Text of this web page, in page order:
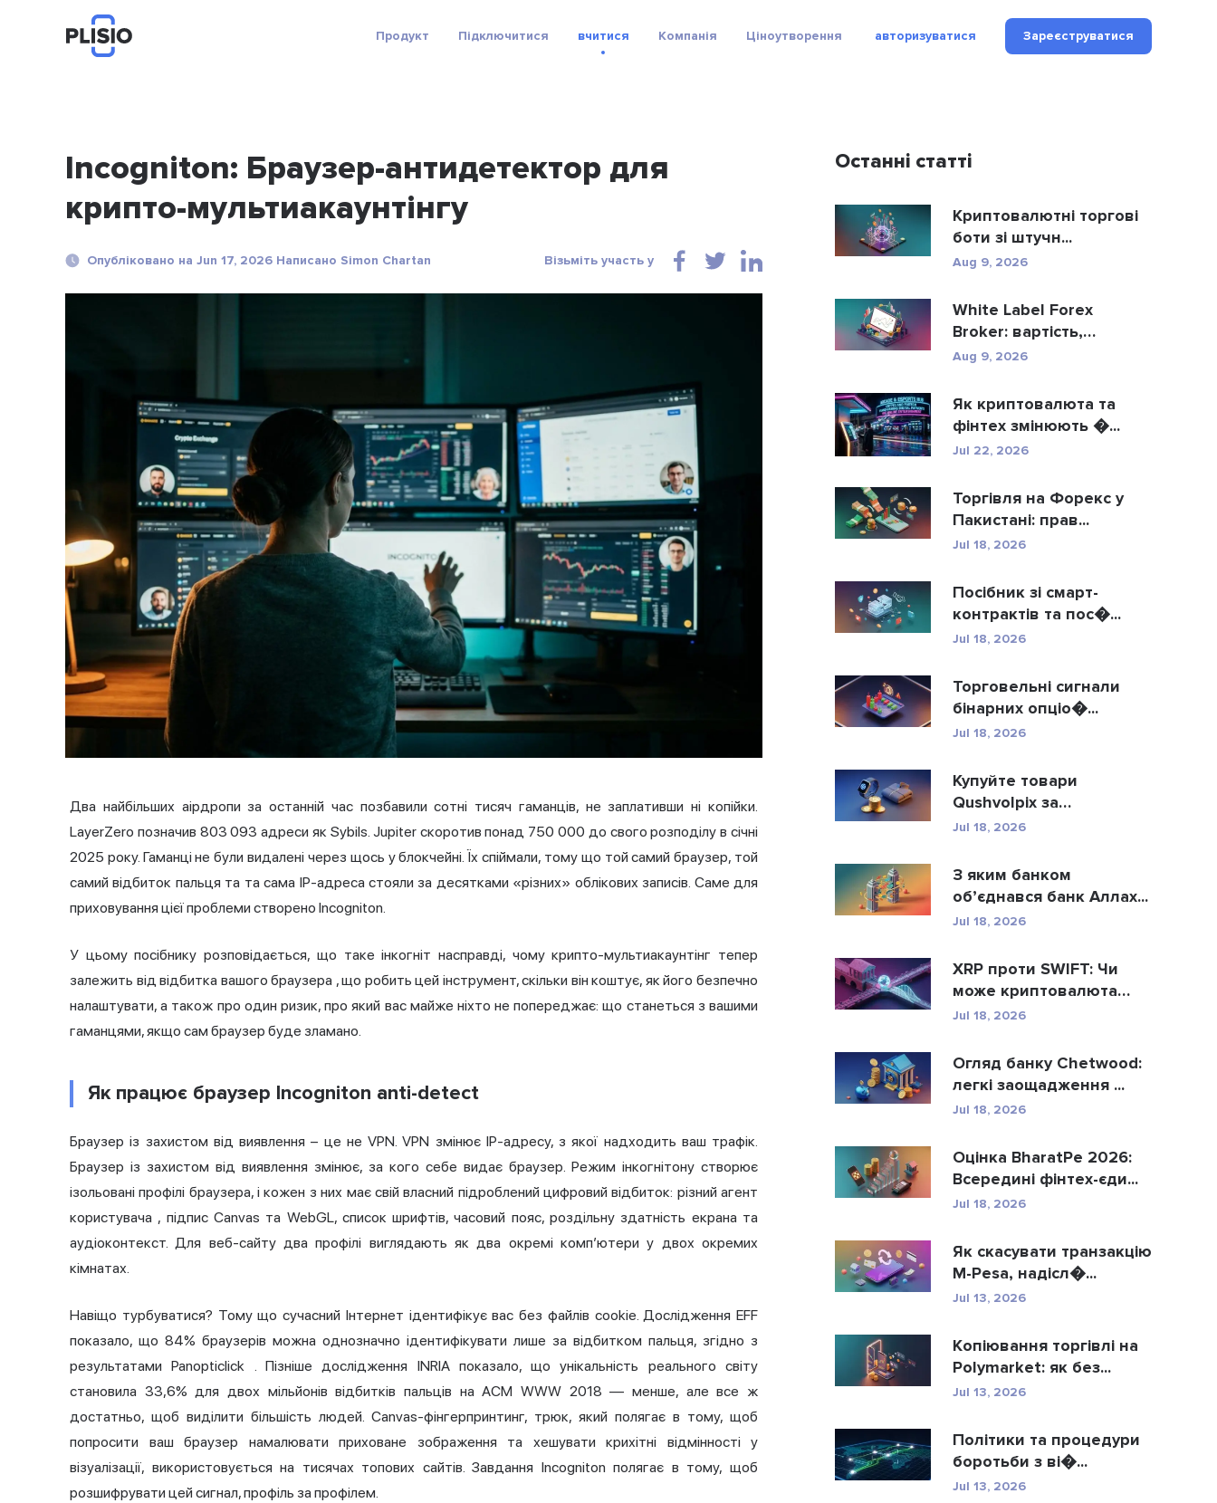
Продукт Підключитися вчитися Компанія Ціноутворення авторизуватися Зареєструватися
Incogniton: Браузер-антидетектор для
крипто-мультиакаунтінгу
Опубліковано на Jun 17, 2026 Написано Simon Chartan Візьміть участь у
Два найбільших аірдропи за останній час позбавили сотні тисяч гаманців, не заплативши ні копійки.
LayerZero позначив 803 093 адреси як Sybils. Jupiter скоротив понад 750 000 до свого розподілу в січні
2025 року. Гаманці не були видалені через щось у блокчейні. Їх спіймали, тому що той самий браузер, той
самий відбиток пальця та та сама IP-адреса стояли за десятками «різних» облікових записів. Саме для
приховування цієї проблеми створено Incogniton.
У цьому посібнику розповідається, що таке інкогніт насправді, чому крипто-мультиакаунтінг тепер
залежить відвідбитка вашого браузера , що робить цей інструмент, скільки він коштує, як його безпечно
налаштувати, а також про один ризик, про який вас майже ніхто не попереджає: що станеться з вашими
гаманцями, якщо сам браузер буде зламано.
Як працює браузер Incogniton anti-detect
Браузер із захистом від виявлення – це не VPN. VPN змінює IP-адресу, з якої надходить ваш трафік.
Браузер із захистом від виявлення змінює, за кого себе видає браузер. Режим інкогнітону створює
ізольовані профілі браузера, і кожен з них має свій власний підроблений цифровий відбиток: різний агент
користувача , підпис Canvas та WebGL, список шрифтів, часовий пояс, роздільну здатність екрана та
аудіоконтекст. Для веб-сайту два профілі виглядають як два окремі комп’ютери у двох окремих
кімнатах.
Навіщо турбуватися? Тому що сучасний Інтернет ідентифікує вас без файлів cookie. Дослідження EFF
показало, що 84% браузерів можна однозначно ідентифікувати лише за відбитком пальця, згідно з
результатами Panopticlick . Пізніше дослідження INRIA показало, що унікальність реального світу
становила 33,6% для двох мільйонів відбитків пальців на ACM WWW 2018 — менше, але все ж
достатньо, щоб виділити більшість людей. Canvas-фінгерпринтинг, трюк, який полягає в тому, щоб
попросити ваш браузер намалювати приховане зображення та хешувати крихітні відмінності у
візуалізації, використовується на тисячах топових сайтів. Завдання Incogniton полягає в тому, щоб
розшифрувати цей сигнал, профіль за профілем.
Останні статті
Криптовалютні торгові
боти зі штучн...
Aug 9, 2026
White Label Forex
Broker: вартість,
налаштуванн...
Aug 9, 2026
Як криптовалюта та
фінтех змінюють �...
Jul 22, 2026
Торгівля на Форекс у
Пакистані: прав...
Jul 18, 2026
Посібник зі смарт-
контрактів та пос�...
Jul 18, 2026
Торговельні сигнали
бінарних опціо�...
Jul 18, 2026
Купуйте товари
Qushvolpix за
криптовалют...
Jul 18, 2026
З яким банком
об’єднався банк Аллах...
Jul 18, 2026
XRP проти SWIFT: Чи
може криптовалюта
Rippl...
Jul 18, 2026
Огляд банку Chetwood:
легкі заощадження ...
Jul 18, 2026
Оцінка BharatPe 2026:
Всередині фінтех-єди...
Jul 18, 2026
Як скасувати транзакцію
M-Pesa, надісл�...
Jul 13, 2026
Копіювання торгівлі на
Polymarket: як без...
Jul 13, 2026
Політики та процедури
боротьби з ві�...
Jul 13, 2026